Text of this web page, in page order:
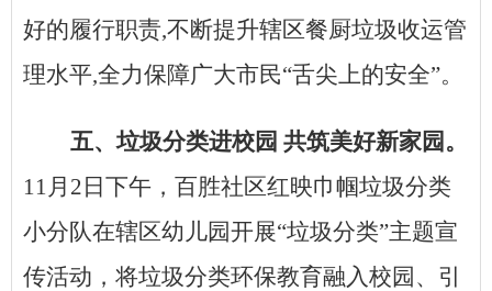
好的履行职责,不断提升辖区餐厨垃圾收运管
理水平,全力保障广大市民“舌尖上的安全”。
五、垃圾分类进校园 共筑美好新家园。
11月2日下午，百胜社区红映巾帼垃圾分类
小分队在辖区幼儿园开展“垃圾分类”主题宣
传活动，将垃圾分类环保教育融入校园、引